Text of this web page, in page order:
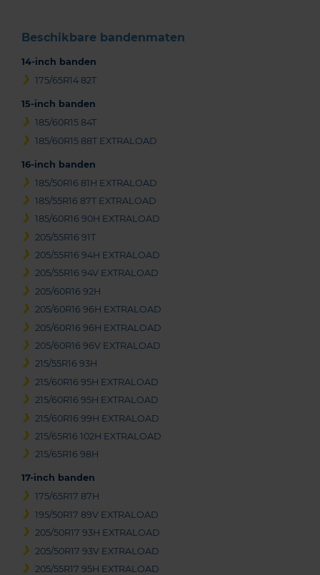
Beschikbare bandenmaten
14-inch banden
175/65R14 82T
15-inch banden
185/60R15 84T
185/60R15 88T EXTRALOAD
16-inch banden
185/50R16 81H EXTRALOAD
185/55R16 87T EXTRALOAD
185/60R16 90H EXTRALOAD
205/55R16 91T
205/55R16 94H EXTRALOAD
205/55R16 94V EXTRALOAD
205/60R16 92H
205/60R16 96H EXTRALOAD
205/60R16 96H EXTRALOAD
205/60R16 96V EXTRALOAD
215/55R16 93H
215/60R16 95H EXTRALOAD
215/60R16 95H EXTRALOAD
215/60R16 99H EXTRALOAD
215/65R16 102H EXTRALOAD
215/65R16 98H
17-inch banden
175/65R17 87H
195/50R17 89V EXTRALOAD
205/50R17 93H EXTRALOAD
205/50R17 93V EXTRALOAD
205/55R17 95H EXTRALOAD